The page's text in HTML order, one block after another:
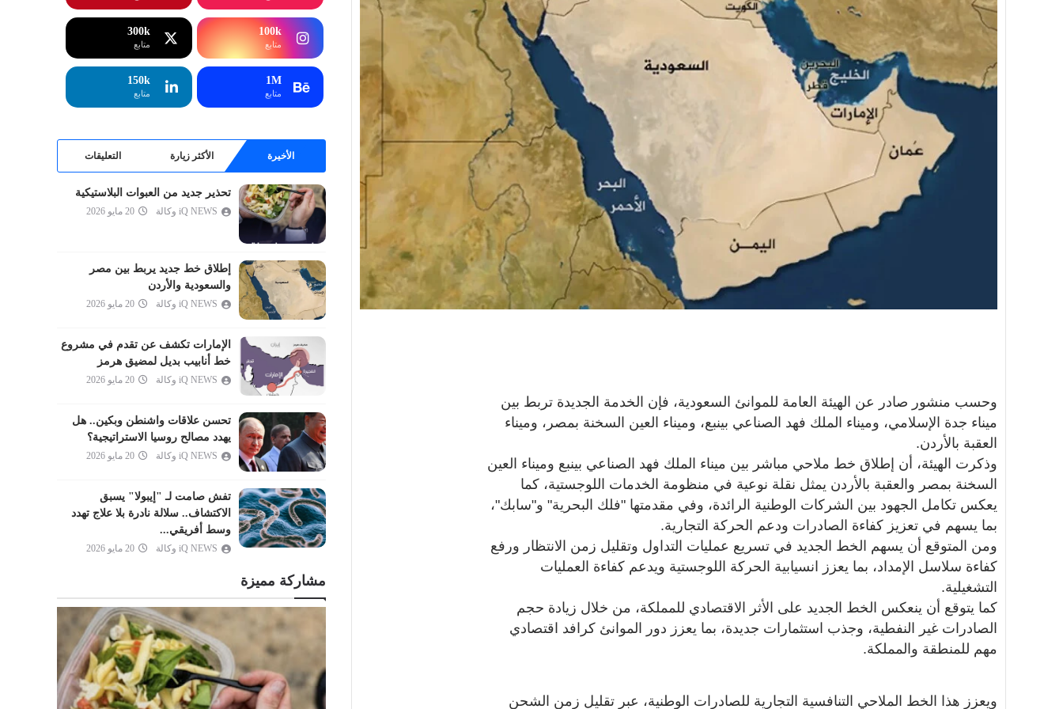
وحسب منشور صادر عن الهيئة العامة للموانئ السعودية، فإن الخدمة الجديدة تربط بين
ميناء جدة الإسلامي، وميناء الملك فهد الصناعي بينبع، وميناء العين السخنة بمصر، وميناء
العقبة بالأردن.
وذكرت الهيئة، أن إطلاق خط ملاحي مباشر بين ميناء الملك فهد الصناعي بينبع وميناء العين
السخنة بمصر والعقبة بالأردن يمثل نقلة نوعية في منظومة الخدمات اللوجستية، كما
يعكس تكامل الجهود بين الشركات الوطنية الرائدة، وفي مقدمتها "فلك البحرية" و"سابك"،
بما يسهم في تعزيز كفاءة الصادرات ودعم الحركة التجارية.
ومن المتوقع أن يسهم الخط الجديد في تسريع عمليات التداول وتقليل زمن الانتظار ورفع
كفاءة سلاسل الإمداد، بما يعزز انسيابية الحركة اللوجستية ويدعم كفاءة العمليات
التشغيلية.
كما يتوقع أن ينعكس الخط الجديد على الأثر الاقتصادي للمملكة، من خلال زيادة حجم
الصادرات غير النفطية، وجذب استثمارات جديدة، بما يعزز دور الموانئ كرافد اقتصادي
مهم للمنطقة والمملكة.
ويعزز هذا الخط الملاحي التنافسية التجارية للصادرات الوطنية، عبر تقليل زمن الشحن
الحجر
الإسراء
الكهف
الأنبياء
الحج
المؤمنون
النور
الفرقان
الشعراء
النمل
القصص
العنكبوت
الروم
السجدة
الأحزاب
فاطر
يس
الصافات
ص
الزمر
فصلت
الشورى
الزخرف
100k
متابع
300k
متابع
1M
متابع
150k
متابع
الأخيرة الأكثر زيارة التعليقات
تحذير جديد من العبوات البلاستيكية
iQ NEWS وكالة 20 مايو 2026
إطلاق خط جديد يربط بين مصر
والسعودية والأردن
iQ NEWS وكالة 20 مايو 2026
الإمارات تكشف عن تقدم في مشروع
خط أنابيب بديل لمضيق هرمز
iQ NEWS وكالة 20 مايو 2026
تحسن علاقات واشنطن وبكين.. هل
يهدد مصالح روسيا الاستراتيجية؟
iQ NEWS وكالة 20 مايو 2026
تفش صامت لـ "إيبولا" يسبق
الاكتشاف.. سلالة نادرة بلا علاج تهدد
وسط أفريقي...
iQ NEWS وكالة 20 مايو 2026
مشاركة مميزة